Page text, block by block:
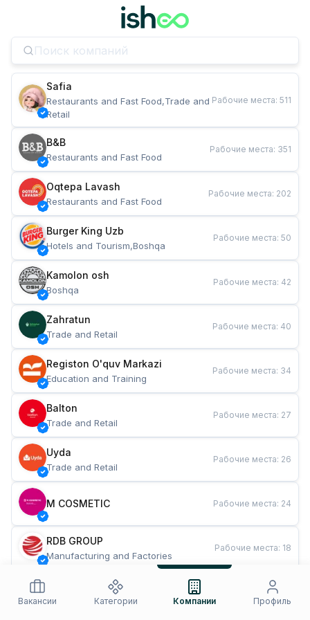
Safia
Restaurants and Fast Food,Trade and
Retail
Рабочие места: 511
B&B
Restaurants and Fast Food
Рабочие места: 351
Oqtepa Lavash
Restaurants and Fast Food
Рабочие места: 202
Burger King Uzb
Hotels and Tourism,Boshqa
Рабочие места: 50
Kamolon osh
Boshqa
Рабочие места: 42
Zahratun
Trade and Retail
Рабочие места: 40
Registon O'quv Markazi
Education and Training
Рабочие места: 34
Balton
Trade and Retail
Рабочие места: 27
Uyda
Trade and Retail
Рабочие места: 26
M COSMETIC Рабочие места: 24
RDB GROUP
Manufacturing and Factories
Рабочие места: 18
Restaurants and Fast Food
Рабочие места
Вакансии
Категории Компании Профиль